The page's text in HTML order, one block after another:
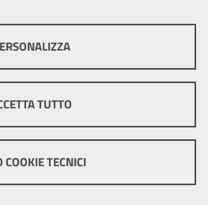
non raccolgono i tuoi dati e le tue
scopi di marketing e profilazione, e
senza bisogno di acquisire il tuo
TUTTO
COOKIE TECNICI
Cookie